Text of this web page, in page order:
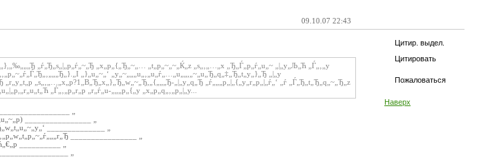
09.10.07 22:43
Цитир. выдел.
Цитировать
Пожаловаться
Наверх
„ѓ„Ђ„s„|„p„ѓ„~„Ђ „x„p„{„Ђ„~„… „t„p„~„~„Ќ„z „s„‚„…„x „Ђ„Ѓ„p„ѓ„u„~ „|„y„Љ„Ћ „Ѓ„‚„y
„}„u„~„‘ „y„~„„„u„‚„u„ѓ„…„u„„,„~„u„Ђ„q„‡„Ђ„t„y„}„Ђ „|„y
„r„y„t„p „s„‚„…„x„p?1„B„Ђ„x„}„Ђ„w„~„Ђ,„{„„„Ђ-„|„y„q„Ђ „ѓ„„„p„|„{„y„r„p„|„ѓ„‘ „ѓ „Ѓ„Ђ„t„Ђ„q„~„Ђ„z
„Ѓ„‚„p„r„p „r„ѓ„u-„„„p„{„y „x„p„q„‚„p„|„y...
„
________________ „
______________ „
________________ „
__________ „
„